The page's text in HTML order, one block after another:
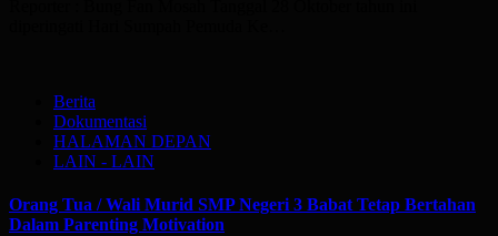
Berita
Dokumentasi
HALAMAN DEPAN
LAIN - LAIN
Orang Tua / Wali Murid SMP Negeri 3 Babat Tetap Bertahan
Dalam Parenting Motivation